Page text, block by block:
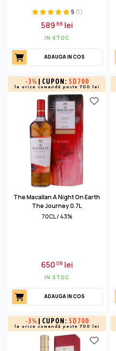
5 (1)
58988 lei
IN STOC
ADAUGA IN COS
-3% | CUPON: SD700
la orice comandă peste 700 lei
The Macallan A Night On Earth
The Journey 0.7L
70CL / 43%
65008 lei
IN STOC
ADAUGA IN COS
-3% | CUPON: SD700
la orice comandă peste 700 lei